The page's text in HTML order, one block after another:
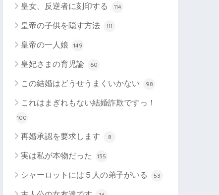
皇女、反逆者に刻印する 114
皇帝の子供を隠す方法 111
皇帝の一人娘 149
皇妃さまの育児論 60
この結婚はどうせうまくいかない 98
これはまぎれもない結婚詐欺ですっ！
100
再婚承認を要求します 8
実は私が本物だった 135
シャーロットには５人の弟子がいる 53